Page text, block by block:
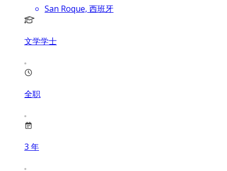
San Roque, 西班牙
文学学士
全职
3 年